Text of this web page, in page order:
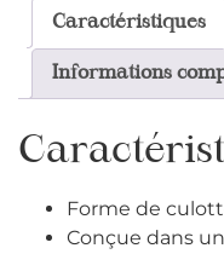
Caractéristiques
Informations
Forme de
Conçue dans